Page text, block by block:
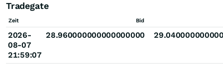
Tradegate
Zeit Bid
2026-
08-07
21:59:07
28.960000000000000000